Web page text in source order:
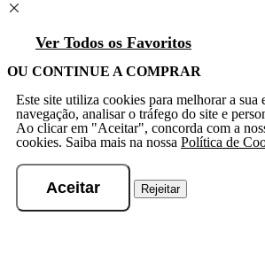
Ver Todos os Favoritos
OU CONTINUE A COMPRAR
Este site utiliza cookies para melhorar a sua
navegação, analisar o tráfego do site e
Ao clicar em "Aceitar", concorda com a
cookies. Saiba mais na nossa Política de
Aceitar Rejeitar